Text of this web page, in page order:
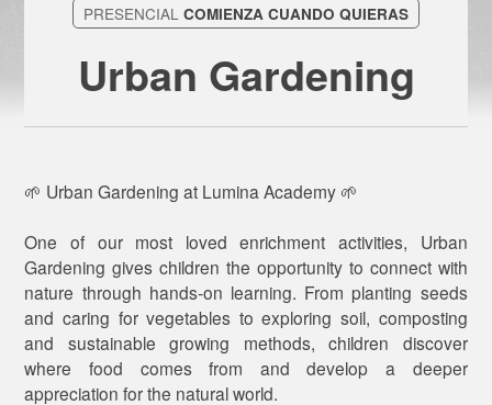
PRESENCIAL COMIENZA CUANDO QUIERAS
Urban Gardening
🌱 Urban Gardening at Lumina Academy 🌱
One of our most loved enrichment activities, Urban
Gardening gives children the opportunity to connect with
nature through hands-on learning. From planting seeds
and caring for vegetables to exploring soil, composting
and sustainable growing methods, children discover
where food comes from and develop a deeper
appreciation for the natural world.